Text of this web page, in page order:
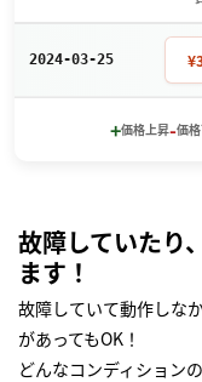
2024-03-25
+価格上昇-価
故障していたり
ます！
故障していて動作しな
があってもOK！
どんなコンディション